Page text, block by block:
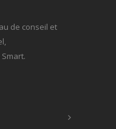
de conseil et